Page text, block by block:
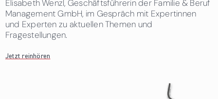
Elisabeth Wenzl, Geschäftsführerin der Familie & Beruf
Management GmbH, im Gespräch mit Expertinnen
und Experten zu aktuellen Themen und
Fragestellungen.
Jetzt reinhören